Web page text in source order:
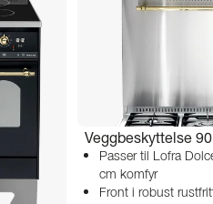
Veggbeskyttelse
Passer til Lofra
cm komfyr
Front i robust